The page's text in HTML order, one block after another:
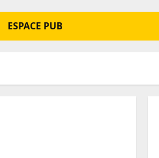
ESPACE PUB